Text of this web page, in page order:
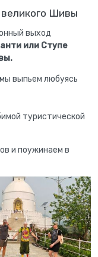
Шивы
выход
или Ступе
выпьем любуясь
туристической
и поужинаем в